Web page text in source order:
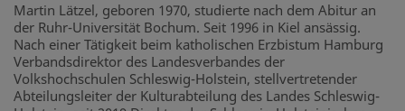
Martin Lätzel, geboren 1970, studierte nach dem Abitur an
der Ruhr-Universität Bochum. Seit 1996 in Kiel ansässig.
Nach einer Tätigkeit beim katholischen Erzbistum Hamburg
Verbandsdirektor des Landesverbandes der
Volkshochschulen Schleswig-Holstein, stellvertretender
Abteilungsleiter der Kulturabteilung des Landes Schleswig-